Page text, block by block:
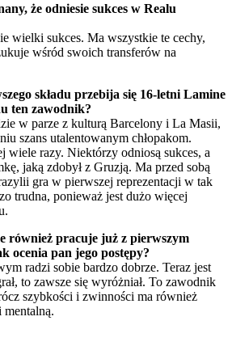
że odniesie sukces w Realu
wielki sukces. Ma wszystkie te cechy,
wśród swoich transferów na
składu przebija się 16-letni Lamine
ten zawodnik?
w parze z kulturą Barcelony i La Masii,
szans utalentowanym chłopakom.
wiele razy. Niektórzy odniosą sukces, a
jaką zdobył z Gruzją. Ma przed sobą
gra w pierwszej reprezentacji w tak
trudna, ponieważ jest dużo więcej
również pracuje już z pierwszym
ocenia pan jego postępy?
radzi sobie bardzo dobrze. Teraz jest
to zawsze się wyróżniał. To zawodnik
szybkości i zwinności ma również
mentalną.